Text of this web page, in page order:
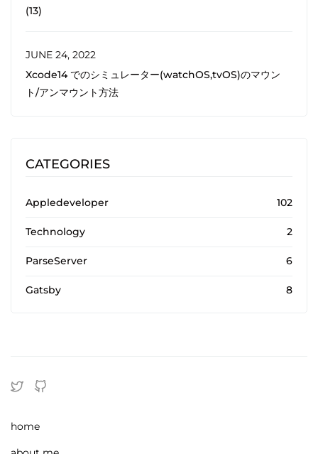
(13)
JUNE 24, 2022
Xcode14 でのシミュレーター(watchOS,tvOS)のマウン
ト/アンマウント方法
CATEGORIES
Appledeveloper 102
Technology 2
ParseServer 6
Gatsby 8
home